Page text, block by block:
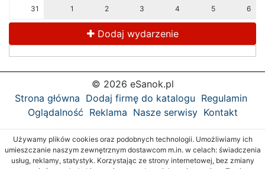
31 1 2 3 4 5 6
Dodaj wydarzenie
© 2026 eSanok.pl
Strona główna Dodaj firmę do katalogu Regulamin
Oglądalność Reklama Nasze serwisy Kontakt
Używamy plików cookies oraz podobnych technologii. Umożliwiamy ich
umieszczanie naszym zewnętrznym dostawcom m.in. w celach: świadczenia
usług, reklamy, statystyk. Korzystając ze strony internetowej, bez zmiany